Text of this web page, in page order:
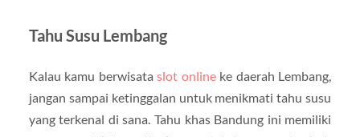
Tahu Susu Lembang
Kalau kamu berwisataslot onlineke daerah Lembang,
jangan sampai ketinggalan untuk menikmati tahu susu
yang terkenal di sana. Tahu khas Bandung ini memiliki